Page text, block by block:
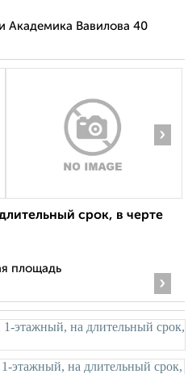
Академика Вавилова 40
›
срок, в черте
площадь
›